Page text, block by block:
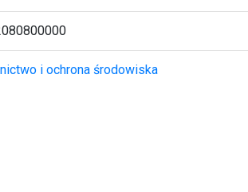
i ochrona środowiska